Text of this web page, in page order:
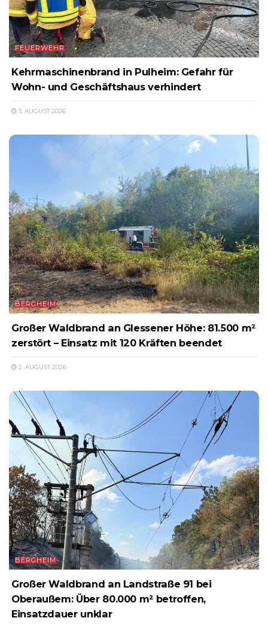
FEUERWEHR
Kehrmaschinenbrand in Pulheim: Gefahr für
Wohn- und Geschäftshaus verhindert
3. AUGUST 2026
BERGHEIM
Großer Waldbrand an Glessener Höhe: 81.500 m²
zerstört – Einsatz mit 120 Kräften beendet
2. AUGUST 2026
BERGHEIM
Großer Waldbrand an Landstraße 91 bei
Oberaußem: Über 80.000 m² betroffen,
Einsatzdauer unklar